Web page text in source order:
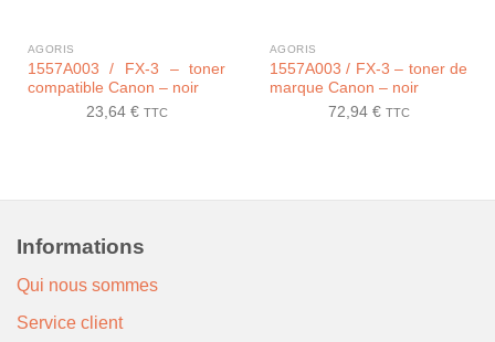
AGORIS
1557A003 / FX-3 – toner
compatible Canon – noir
23,64 € TTC
AGORIS
1557A003 / FX-3 – toner de
marque Canon – noir
72,94 € TTC
Informations
Qui nous sommes
Service client